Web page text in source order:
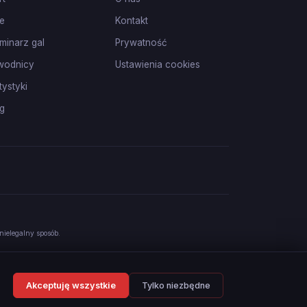
gal
Kontakt
Prywatność
Ustawienia cookies
sposób.
Akceptuję wszystkie Tylko niezbędne